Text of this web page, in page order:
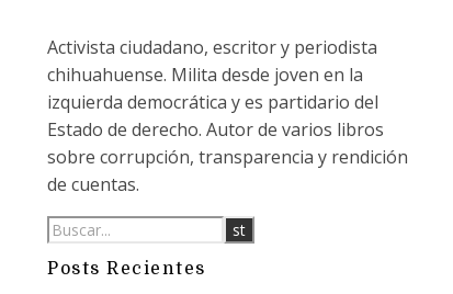
Activista ciudadano, escritor y periodista
chihuahuense. Milita desde joven en la
izquierda democrática y es partidario del
Estado de derecho. Autor de varios libros
sobre corrupción, transparencia y rendición
de cuentas.
Posts Recientes